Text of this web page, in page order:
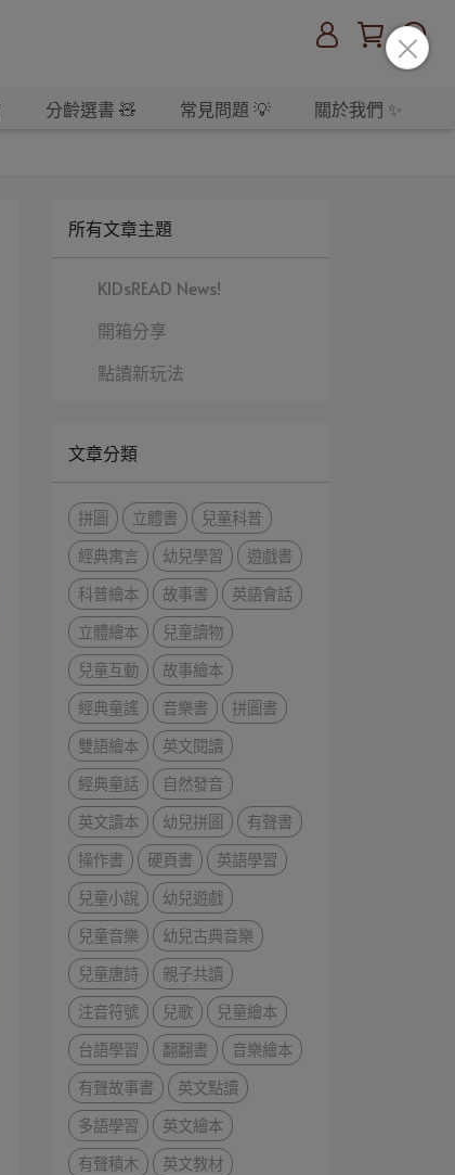
分齡選書 🧸 常見問題 💡 關於我們 ✨
所有文章主題
KIDsREAD News!
開箱分享
點讀新玩法
文章分類
拼圖 立體書
兒童科普
經典寓言
幼兒學習
遊戲書
科普繪本
故事書
英語會話
立體繪本
兒童讀物
兒童互動
故事繪本
經典童謠
音樂書
拼圖書
雙語繪本
英文閱讀
經典童話
自然發音
英文讀本
幼兒拼圖
有聲書
操作書
硬頁書
英語學習
兒童小說
幼兒遊戲
兒童音樂
幼兒古典音樂
兒童唐詩
親子共讀
注音符號
兒歌
兒童繪本
台語學習
翻翻書
音樂繪本
有聲故事書
英文點讀
多語學習
英文繪本
有聲積木
英文教材